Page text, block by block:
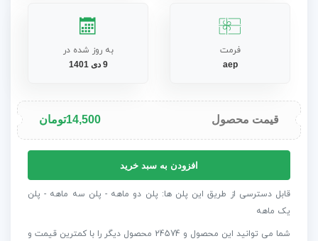
فرمت
aep
به روز شده در
9 دی 1401
قیمت محصول 14,500تومان
افترافکت
اسلایدشو
عکس
افزودن به سبد خرید
قابل دسترسی از طریق این پلن ها: پلن دو ماهه - پلن سه ماهه - پلن
یک ماهه
شما می توانید این محصول و 24574 محصول دیگر را با کمترین قیمت و